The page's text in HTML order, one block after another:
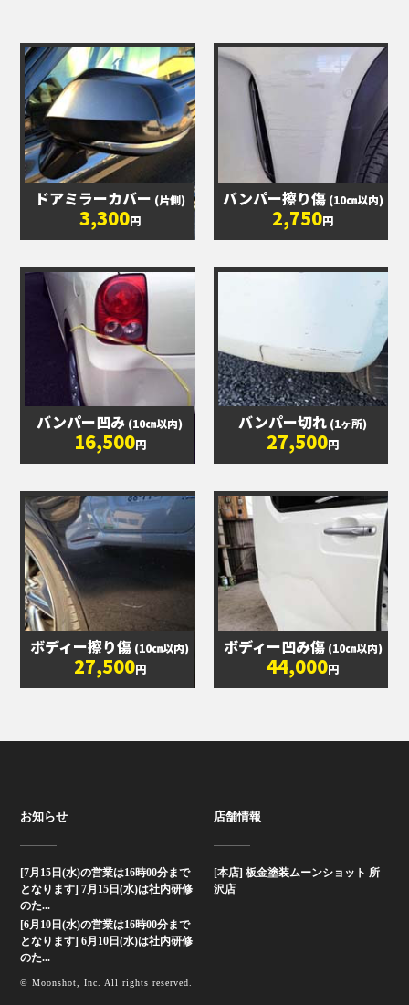
ドアミラーカバー (片側)
3,300円
バンパー擦り傷 (10㎝以内)
2,750円
バンパー凹み (10㎝以内)
16,500円
バンパー切れ (1ヶ所)
27,500円
ボディー擦り傷 (10㎝以内)
27,500円
ボディー凹み傷 (10㎝以内)
44,000円
お知らせ
[7月15日(水)の営業は16時00分まで
となります] 7月15日(水)は社内研修
のた...
[6月10日(水)の営業は16時00分まで
となります] 6月10日(水)は社内研修
のた...
店舗情報
[本店] 板金塗装ムーンショット 所
沢店
© Moonshot, Inc. All rights reserved.